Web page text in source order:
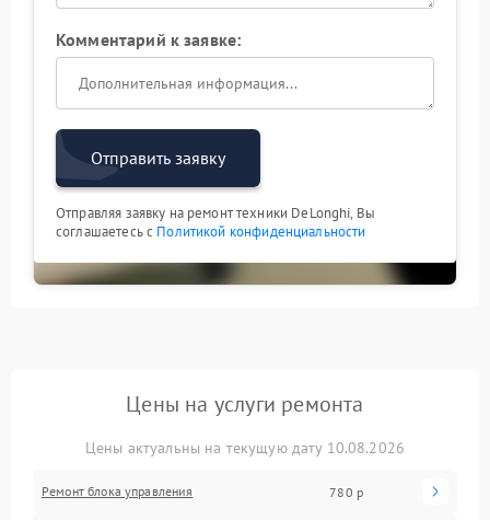
Комментарий к заявке:
Отправить заявку
Отправляя заявку на ремонт техники DeLonghi, Вы
соглашаетесь с Политикой конфиденциальности
Цены на услуги ремонта
Цены актуальны на текущую дату 10.08.2026
Ремонт блока управления 780 р